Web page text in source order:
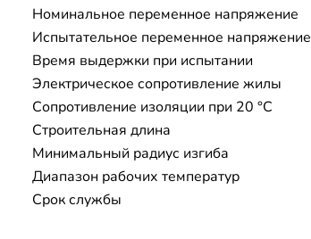
Номинальное переменное напряжение
Испытательное переменное напряжение
Время выдержки при испытании
Электрическое сопротивление жилы
Сопротивление изоляции при 20 °С
Строительная длина
Минимальный радиус изгиба
Диапазон рабочих температур
Срок службы